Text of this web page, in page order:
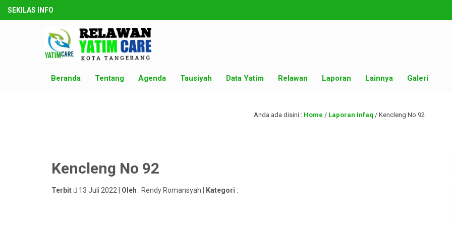
SEKILAS INFO
Beranda Tentang Agenda Tausiyah Data Yatim Relawan Laporan Lainnya Galeri
Anda ada disini : Home / Laporan Infaq / Kencleng No 92
Kencleng No 92
Terbit 13 Juli 2022 | Oleh : Rendy Romansyah | Kategori :